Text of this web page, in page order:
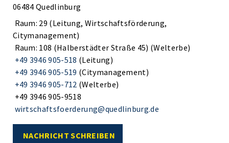
06484 Quedlinburg
Raum: 29 (Leitung, Wirtschaftsförderung,
Citymanagement)
Raum: 108 (Halberstädter Straße 45) (Welterbe)
+49 3946 905-518 (Leitung)
+49 3946 905-519 (Citymanagement)
+49 3946 905-712 (Welterbe)
+49 3946 905-9518
wirtschaftsfoerderung@quedlinburg.de
NACHRICHT SCHREIBEN